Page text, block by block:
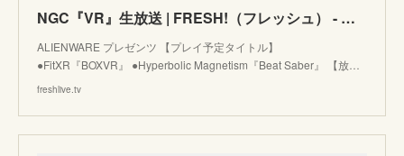
NGC『VR』生放送 | FRESH!（フレッシュ） - 生放送がログイン不要・高画質で見放題
ALIENWARE プレゼンツ 【プレイ予定タイトル】
●FitXR『BOXVR』 ●Hyperbolic Magnetism『Beat Saber』 【放…
freshlive.tv